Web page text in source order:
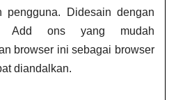
pengguna. Didesain dengan
Add ons yang mudah
browser ini sebagai browser
diandalkan.